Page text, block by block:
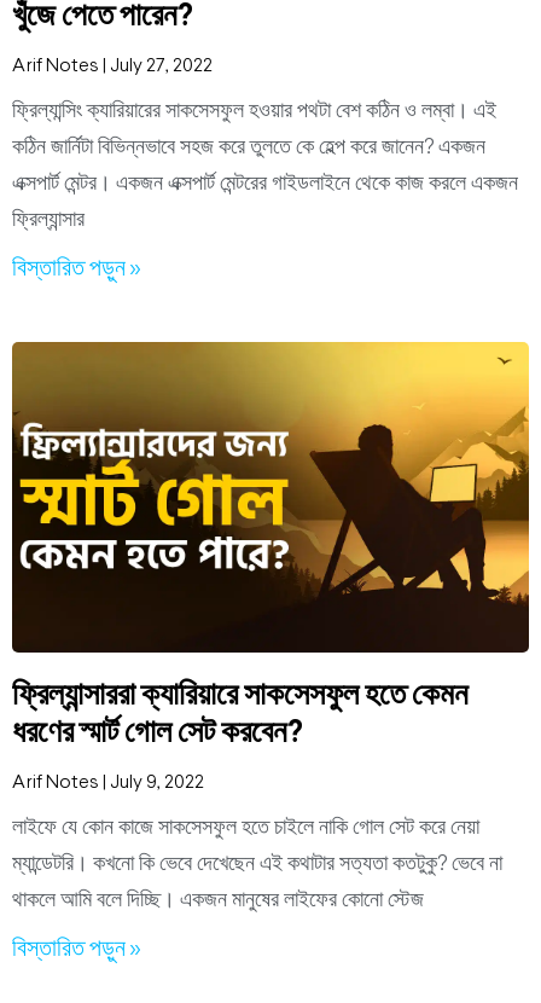
খুঁজে পেতে পারেন?
Arif Notes July 27, 2022
ফ্রিল্যান্সিং ক্যারিয়ারের সাকসেসফুল হওয়ার পথটা বেশ কঠিন ও লম্বা। এই
কঠিন জার্নিটা বিভিন্নভাবে সহজ করে তুলতে কে হেল্প করে জানেন? একজন
এক্সপার্ট মেন্টর। একজন এক্সপার্ট মেন্টরের গাইডলাইনে থেকে কাজ করলে একজন
ফ্রিল্যান্সার
বিস্তারিত পড়ুন »
ফ্রিল্যান্সাররা ক্যারিয়ারে সাকসেসফুল হতে কেমন
ধরণের স্মার্ট গোল সেট করবেন?
Arif Notes July 9, 2022
লাইফে যে কোন কাজে সাকসেসফুল হতে চাইলে নাকি গোল সেট করে নেয়া
ম্যান্ডেটরি। কখনো কি ভেবে দেখেছেন এই কথাটার সত্যতা কতটুকু? ভেবে না
থাকলে আমি বলে দিচ্ছি। একজন মানুষের লাইফের কোনো স্টেজ
বিস্তারিত পড়ুন »